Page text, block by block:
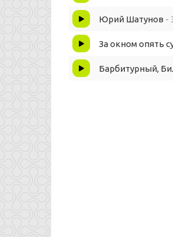
Юрий Шатунов -
За окном опять
Барбитурный,